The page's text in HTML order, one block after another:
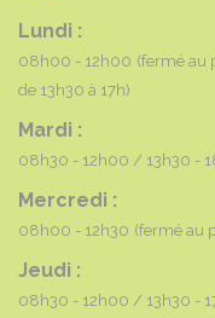
Lundi :
08h00 - 12h00 (fermé au
de 13h30 à 17h)
Mardi :
08h30 - 12h00 13h30 -
Mercredi :
08h00 - 12h30 (fermé au
Jeudi :
08h30 - 12h00 13h30 -